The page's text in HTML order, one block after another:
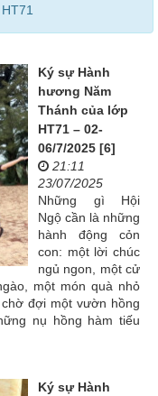
Ký sự Hành
hương Năm
Thánh của lớp
HT71 – 02-
06/7/2025 [6]
21:11
23/07/2025
Những gì Hội
Ngộ cần là những
hành động cỏn
con: một lời chúc
ngủ ngon, một cử
một món quà nhỏ
đợi một vườn hồng
nụ hồng hàm tiếu
Ký sự Hành